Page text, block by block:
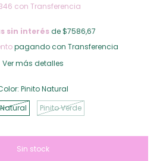
con Transferencia
sin interésde $7586,67
pagando con Transferencia
Ver más detalles
Pinito Natural
Pinito Verde